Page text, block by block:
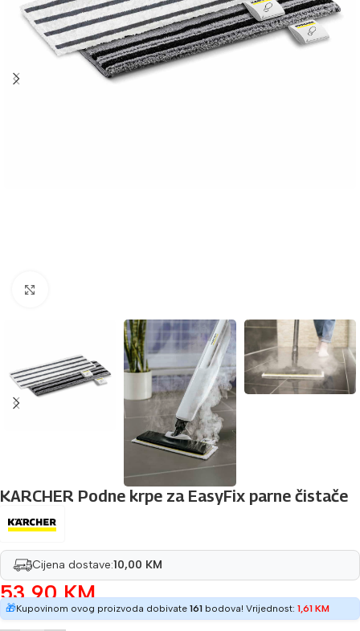
KARCHER Podne krpe za EasyFix parne čistače
Cijena dostave:10,00 KM
53,90KM
🎁Kupovinom ovog proizvoda dobivate 161 bodova! Vrijednost: 1,61 KM